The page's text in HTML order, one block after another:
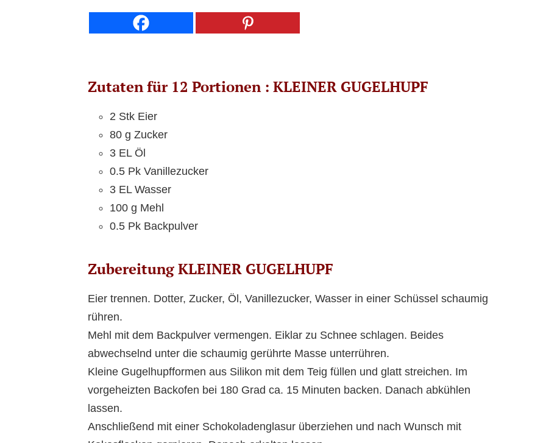
Zutaten für 12 Portionen : KLEINER GUGELHUPF
2 Stk Eier
80 g Zucker
3 EL Öl
0.5 Pk Vanillezucker
3 EL Wasser
100 g Mehl
0.5 Pk Backpulver
Zubereitung KLEINER GUGELHUPF
Eier trennen. Dotter, Zucker, Öl, Vanillezucker, Wasser in einer Schüssel schaumig
rühren.
Mehl mit dem Backpulver vermengen. Eiklar zu Schnee schlagen. Beides
abwechselnd unter die schaumig gerührte Masse unterrühren.
Kleine Gugelhupfformen aus Silikon mit dem Teig füllen und glatt streichen. Im
vorgeheizten Backofen bei 180 Grad ca. 15 Minuten backen. Danach abkühlen
lassen.
Anschließend mit einer Schokoladenglasur überziehen und nach Wunsch mit